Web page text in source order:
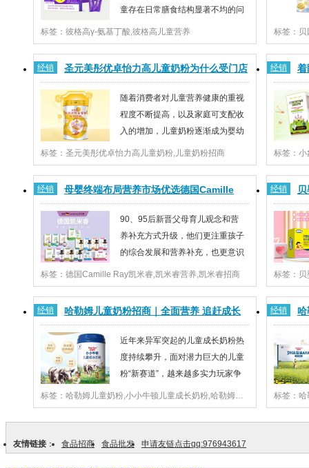
童存在日常膳食结构显著不均的问
题，儿童免疫、睡眠、身高发育等
是家长普遍关注的健康问题。其中，生长激素是影响儿
童身高的关键物质。而适当补充γ-氨基丁酸（GABA），
对于垂体分泌生长激素具有积极意义。...
标签：彼格高γ-氨基丁酸,彼格高儿童营养
知也逐
间。·魔
元，同
标签：贝
经销 圣元美彤优卓怡力高儿童奶粉为什么受门店
和消费者青睐？随着消费者对儿童营养健康的重视
程度不断提高，以及家庭可支配收
入的增加，儿童奶粉逐渐成为婴幼
儿配方奶粉之外的一个重要细分市
场。据国家统计局2021年人口统计数据显示，2021年0-
14岁人口约为2.47亿，0-3年龄段的人群约为0.52亿人，
3-14岁年龄段的人群约为1.95亿人，同时儿童...
标签：圣元美彤优卓怡力高儿童奶粉,儿童奶粉招商
经销 着
酶
（
胞壁质聚
汁、唾液
标签：小
经销 母婴终端布局营养市场优选德国Camille
Ray凯米睿
90、95后新晋父母育儿观念和营
养补充方式升级，他们更注重孩子
的综合发展和营养补充，也更意识
到科学精细的母婴营养对健康管理
的重要性，促使对母婴营养产品需求逐渐增大；与此同
时，随着消费力不断提高，新生代父母强烈的消费意愿
也刺激着母婴营养市场的快速增长。新机遇下，越...
标签：德国Camille Ray凯米睿,凯米睿营养,凯米睿招商
经销
原蛋白和
量和互动
注。贝婴
标签：贝
经销 哈勒姆儿童奶粉招商｜全面营养 追赶成长
近年来异军突起的儿童成长奶粉热
度持续攀升，面对潜力巨大的儿童
粉“新赛道”，越来越多实力玩家争
相入局。今年，哈勒姆旗下小小牛
顿儿童成长奶粉上市，这也为渠道选品带来了新选择。
作为专注营养乳品的品牌，哈勒姆深度洞察市场及儿童
成长诉求，精准营养，特别推出小小牛顿儿童...
标签：哈勒姆儿童奶粉,小小牛顿儿童成长奶粉,哈勒姆招商
经销 哈
力和视力
牵动了无
标签：
友情链接 ： 食品招商 食品批发 申请友链点击qq:976943617